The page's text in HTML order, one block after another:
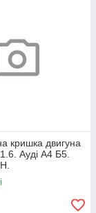
кришка двигуна
Ауді А4 Б5.